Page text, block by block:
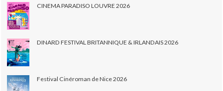
CINEMA PARADISO LOUVRE 2026
DINARD FESTIVAL BRITANNIQUE & IRLANDAIS 2026
Festival Cinéroman de Nice 2026